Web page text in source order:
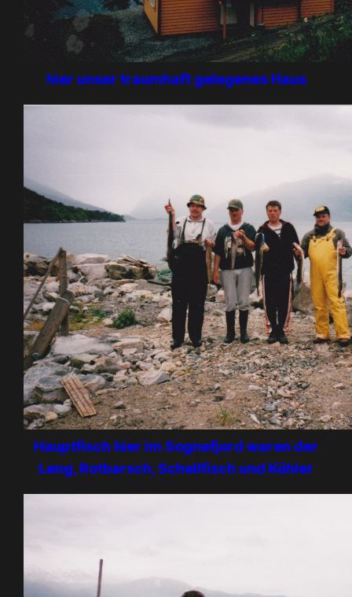
hier unser traumhaft gelegenes Haus
Hauptfisch hier im Sognefjord waren der
Leng, Rotbarsch, Schellfisch und Köhler